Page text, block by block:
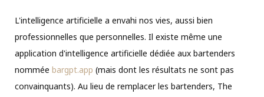
L'intelligence artificielle a envahi nos vies, aussi bien
professionnelles que personnelles. Il existe même une
application d'intelligence artificielle dédiée aux bartenders
nommée bargpt.app (mais dont les résultats ne sont pas
convainquants). Au lieu de remplacer les bartenders, The